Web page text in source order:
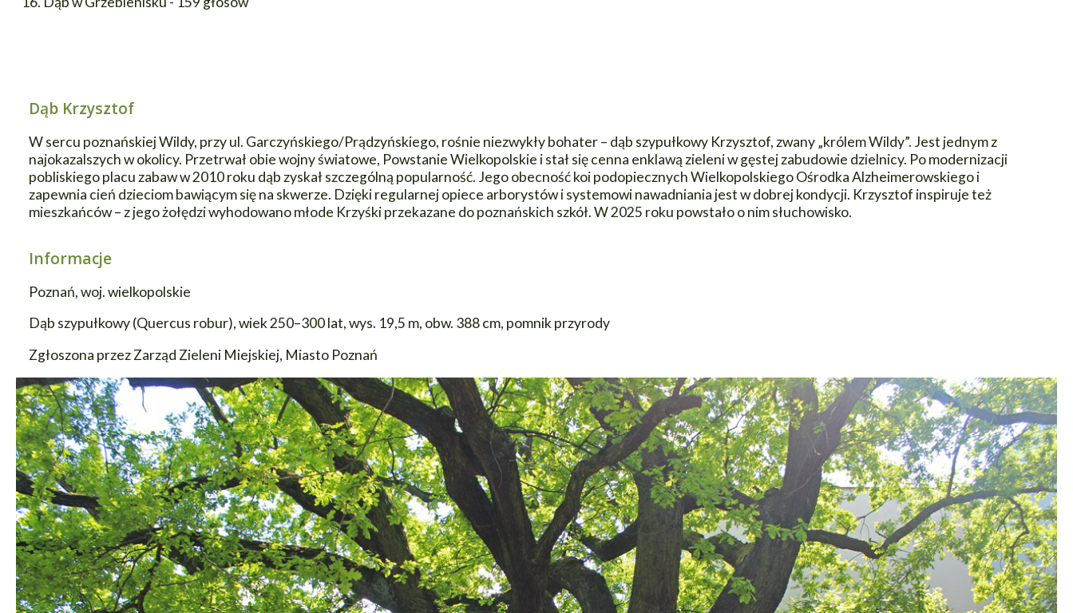
Dąb Krzysztof
W sercu poznańskiej Wildy, przy ul. Garczyńskiego/Prądzyńskiego, rośnie niezwykły bohater – dąb szypułkowy Krzysztof, zwany „królem Wildy”. Jest jednym z
najokazalszych w okolicy. Przetrwał obie wojny światowe, Powstanie Wielkopolskie i stał się cenna enklawą zieleni w gęstej zabudowie dzielnicy. Po modernizacji
pobliskiego placu zabaw w 2010 roku dąb zyskał szczególną popularność. Jego obecność koi podopiecznych Wielkopolskiego Ośrodka Alzheimerowskiego i
zapewnia cień dzieciom bawiącym się na skwerze. Dzięki regularnej opiece arborystów i systemowi nawadniania jest w dobrej kondycji. Krzysztof inspiruje też
mieszkańców – z jego żołędzi wyhodowano młode Krzyśki przekazane do poznańskich szkół. W 2025 roku powstało o nim słuchowisko.
Informacje
Poznań, woj. wielkopolskie
Dąb szypułkowy (Quercus robur), wiek 250–300 lat, wys. 19,5 m, obw. 388 cm, pomnik przyrody
Zgłoszona przez Zarząd Zieleni Miejskiej, Miasto Poznań